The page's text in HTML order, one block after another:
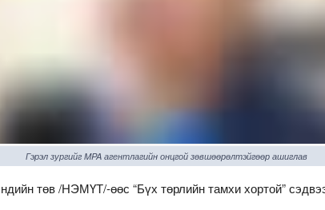
Гэрэл зургийг MPA агентлагийн онцгой зөвшөөрөлтэйгөөр ашиглав
төв /НЭМҮТ/-өөс “Бүх төрлийн тамхи хортой”